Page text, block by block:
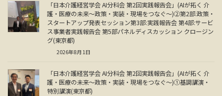
「日本介護経営学会 AI分科会 第2回実践報告会」(AIが拓く 介
護・医療の未来～政策・実装・現場をつなぐ～)②第2部:政策・
スタートアップ発表セッション第3部:実践報告会 第4部:サービ
ス事業者実践報告会 第5部パネルディスカッション クロージン
グ(東京都)
2026年8月1日
「日本介護経営学会 AI分科会 第2回実践報告会」(AIが拓く 介
護・医療の未来～政策・実装・現場をつなぐ～)①基調講演・
特別講演(東京都)